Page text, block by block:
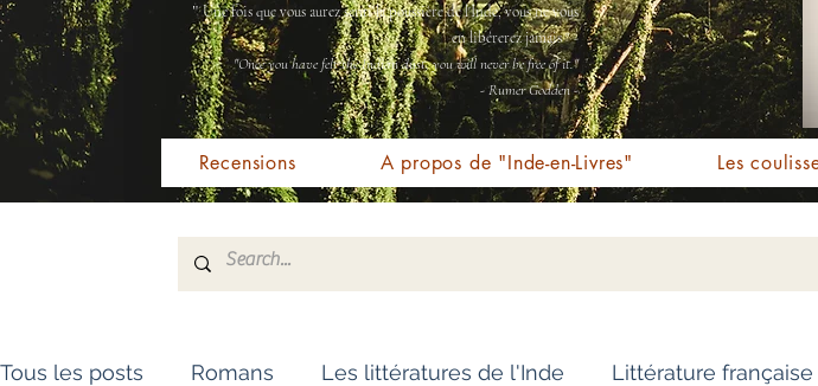
"Une fois que vous aurez senti la poussière de l'Inde, vous ne vous
en libérerez jamais " -
"Once you have felt the Indian dust, you will never be free of it."
- Rumer Godden -
Recensions A propos de "Inde-en-Livres" Les
Tous les posts Romans Les littératures de l'Inde Littérature française